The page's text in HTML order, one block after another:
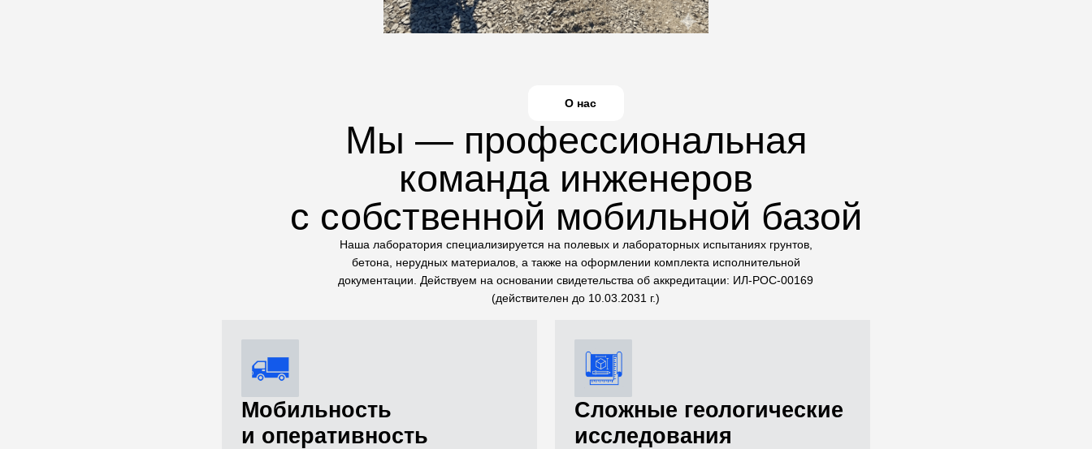
О нас
Мы — профессиональная
команда инженеров
с собственной мобильной базой
Наша лаборатория специализируется на полевых и лабораторных испытаниях грунтов,
бетона, нерудных материалов, а также на оформлении комплекта исполнительной
документации. Действуем на основании свидетельства об аккредитации: ИЛ-РОС-00169
(действителен до 10.03.2031 г.)
Мобильность
и оперативность
Сложные геологические
исследования